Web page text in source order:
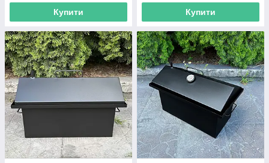
Купити Купити